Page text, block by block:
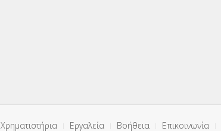
Χρηματιστήρια Εργαλεία Βοήθεια Επικοινωνία